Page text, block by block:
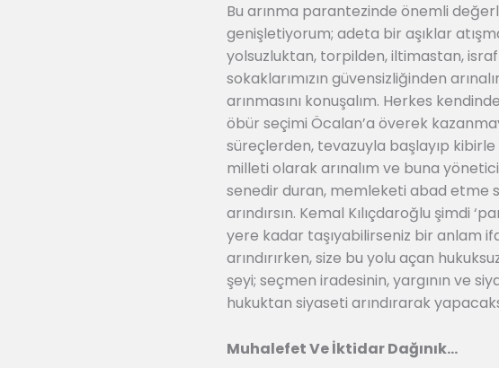
Bu arınma parantezinde önemli
genişletiyorum; adeta bir aşıklar
yolsuzluktan, torpilden, iltimastan,
sokaklarımızın güvensizliğinden
arınmasını konuşalım. Herkes
öbür seçimi Öcalan’a överek
süreçlerden, tevazuyla başlayıp kibirle
milleti olarak arınalım ve buna
senedir duran, memleketi abad etme
arındırsın. Kemal Kılıçdaroğlu şimdi
yere kadar taşıyabilirseniz bir anlam
arındırırken, size bu yolu açan
şeyi; seçmen iradesinin, yargının ve
hukuktan siyaseti arındırarak
Muhalefet Ve İktidar Dağınık…